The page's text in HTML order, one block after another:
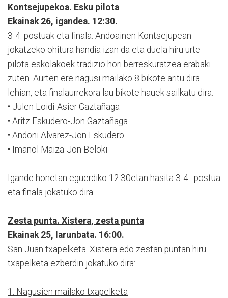
Kontsejupekoa. Esku pilota
Ekainak 26, igandea. 12:30.
3-4. postuak eta finala. Andoainen Kontsejupean
jokatzeko ohitura handia izan da eta duela hiru urte
pilota eskolakoek tradizio hori berreskuratzea erabaki
zuten. Aurten ere nagusi mailako 8 bikote aritu dira
lehian, eta finalaurrekora lau bikote hauek sailkatu dira:
• Julen Loidi-Asier Gaztañaga
• Aritz Eskudero-Jon Gaztañaga
• Andoni Alvarez-Jon Eskudero
• Imanol Maiza-Jon Beloki
Igande honetan eguerdiko 12:30etan hasita 3-4. postua
eta finala jokatuko dira.
Zesta punta. Xistera, zesta punta
Ekainak 25, larunbata. 16:00.
San Juan txapelketa. Xistera edo zestan puntan hiru
txapelketa ezberdin jokatuko dira:
1. Nagusien mailako txapelketa